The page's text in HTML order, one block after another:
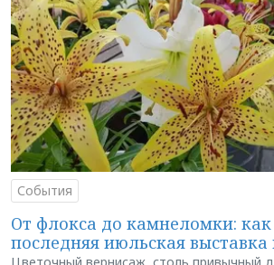
События
От флокса до камнеломки:
последняя июльская выставка
Цветочный вернисаж, столь привычный